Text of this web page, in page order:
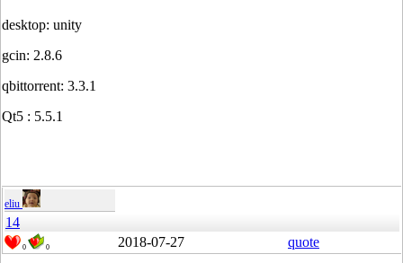
desktop: unity
gcin: 2.8.6
qbittorrent: 3.3.1
Qt5 : 5.5.1
eliu
14
0 0 2018-07-27 quote